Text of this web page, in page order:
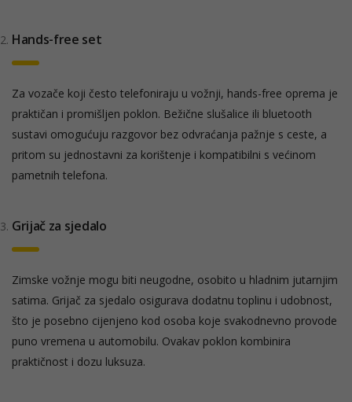
Hands-free set
Za vozače koji često telefoniraju u vožnji, hands-free oprema je
praktičan i promišljen poklon. Bežične slušalice ili bluetooth
sustavi omogućuju razgovor bez odvraćanja pažnje s ceste, a
pritom su jednostavni za korištenje i kompatibilni s većinom
pametnih telefona.
Grijač za sjedalo
Zimske vožnje mogu biti neugodne, osobito u hladnim jutarnjim
satima. Grijač za sjedalo osigurava dodatnu toplinu i udobnost,
što je posebno cijenjeno kod osoba koje svakodnevno provode
puno vremena u automobilu. Ovakav poklon kombinira
praktičnost i dozu luksuza.